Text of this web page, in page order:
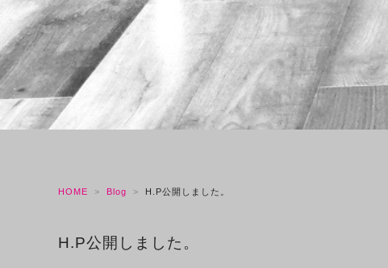
HOME Blog H.P公開しました。
H.P公開しました。